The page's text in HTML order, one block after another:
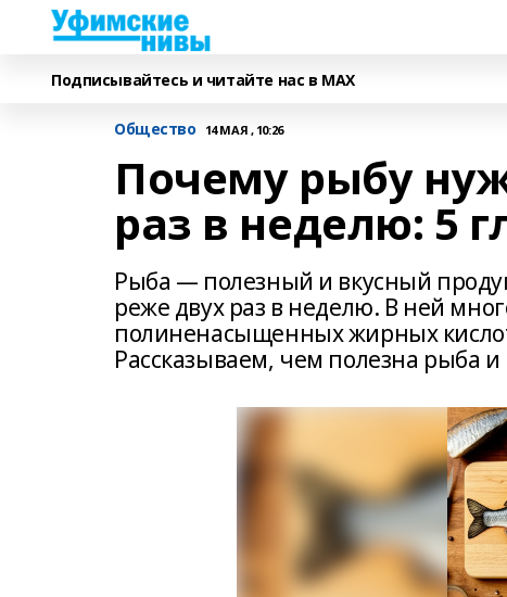
Подписывайтесь и читайте нас в MAX
Общество 14 МАЯ , 10:26
Почему рыбу
раз в неделю: 5
Рыба — полезный и вкусный
реже двух раз в неделю. В ней
полиненасыщенных жирных
Рассказываем, чем полезна рыба